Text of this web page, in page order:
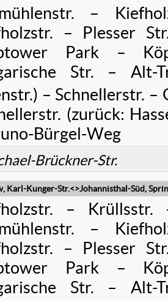
–
– Plesser
Park –
Str. – Alt-
– Schnellerstr. –
(zurück:
Bürgel-Weg
Brückner-Str.
Karl-Kunger-Str.<>Johannisthal-Süd,
– Krüllsstr.
–
– Plesser
Park –
Str. – Alt-